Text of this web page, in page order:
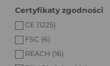
Certyfikaty zgodności
CE (1225)
FSC (6)
REACH (16)